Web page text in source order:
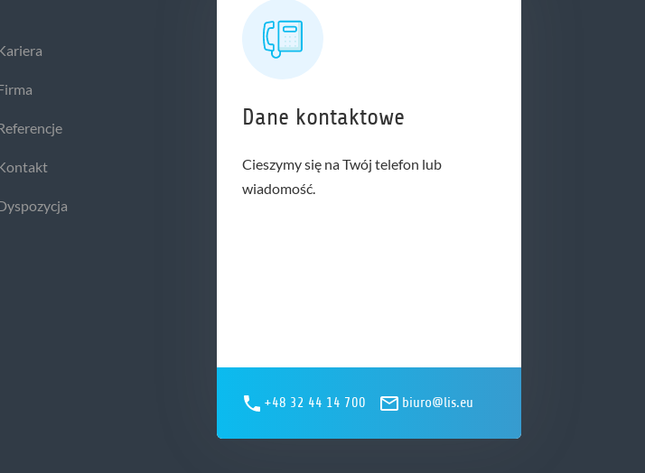
Dane kontaktowe
Cieszymy się na Twój telefon lub
wiadomość.
+48 32 44 14 700 biuro@lis.eu